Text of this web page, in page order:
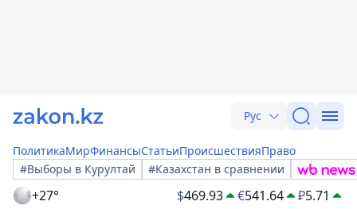
Рус
ПолитикаМирФинансыСтатьиПроисшествияПраво
#Выборы в Курултай
#Казахстан в сравнении
+27° $469.93 €541.64 ₽5.71